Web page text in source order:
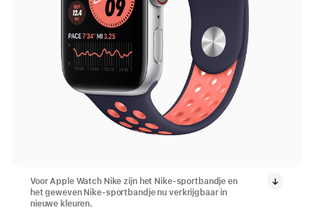
Voor Apple Watch Nike zijn het Nike-sportbandje en
het geweven Nike-sportbandje nu verkrijgbaar in
nieuwe kleuren.